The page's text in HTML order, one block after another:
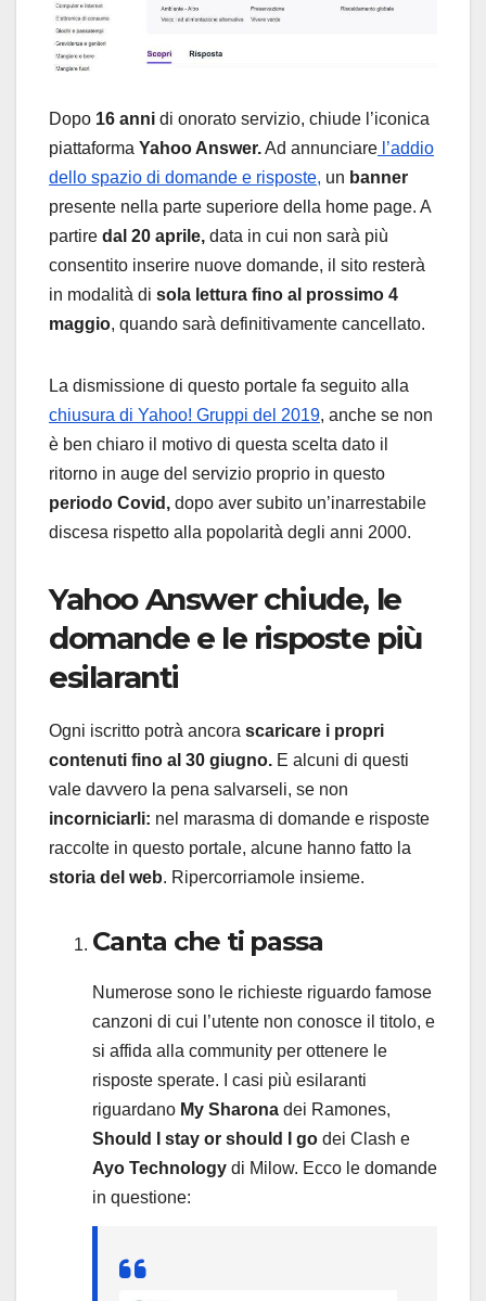
Dopo 16 anni di onorato servizio, chiude l’iconica
piattaforma Yahoo Answer.Ad annunciare l’addio
dello spazio di domande e risposte, un banner
presente nella parte superiore della home page. A
partire dal 20 aprile, data in cui non sarà più
consentito inserire nuove domande, il sito resterà
in modalità di sola lettura fino al prossimo 4
maggio, quando sarà definitivamente cancellato.
La dismissione di questo portale fa seguito alla
chiusura di Yahoo! Gruppi del 2019, anche se non
è ben chiaro il motivo di questa scelta dato il
ritorno in auge del servizio proprio in questo
periodo Covid, dopo aver subito un’inarrestabile
discesa rispetto alla popolarità degli anni 2000.
Yahoo Answer chiude, le
domande e le risposte più
esilaranti
Ogni iscritto potrà ancora scaricare i propri
contenuti fino al 30 giugno. E alcuni di questi
vale davvero la pena salvarseli, se non
incorniciarli: nel marasma di domande e risposte
raccolte in questo portale, alcune hanno fatto la
storia del web. Ripercorriamole insieme.
Canta che ti passa
Numerose sono le richieste riguardo famose
canzoni di cui l’utente non conosce il titolo, e
si affida alla community per ottenere le
risposte sperate. I casi più esilaranti
riguardano My Sharona dei Ramones,
Should I stay or should I go dei Clash e
Ayo Technology di Milow. Ecco le domande
in questione: